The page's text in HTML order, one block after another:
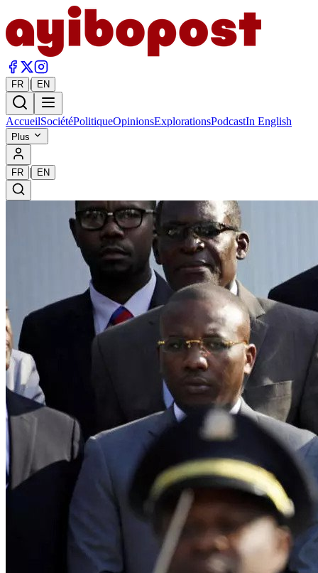
FR | EN
AccueilSociétéPolitiqueOpinionsExplorationsPodcastIn English
Plus
FR | EN